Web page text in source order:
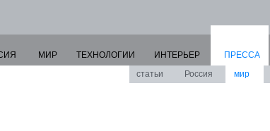
МИР ТЕХНОЛОГИИ ИНТЕРЬЕР
ПРЕССА
статьи
Россия мир